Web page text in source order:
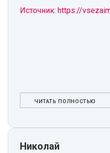
Источник: https://
ЧИТАТЬ ПОЛНОСТЬЮ
Николай